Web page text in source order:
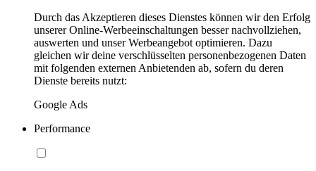
Durch das Akzeptieren dieses Dienstes können wir den Erfolg
unserer Online-Werbeeinschaltungen besser nachvollziehen,
auswerten und unser Werbeangebot optimieren. Dazu
gleichen wir deine verschlüsselten personenbezogenen Daten
mit folgenden externen Anbietenden ab, sofern du deren
Dienste bereits nutzt:
Google Ads
Performance